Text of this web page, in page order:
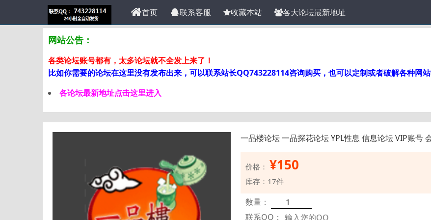
首页 联系客服 收藏本站 各大论坛最新地址
网站公告：
各类论坛账号都有，太多论坛就不全发上来了！
比如你需要的论坛在这里没有发布出来，可以联系站长QQ743228114咨询购买，也可以定制或者破解各种网站
各论坛最新地址点击这里进入
一品楼论坛 一品探花论坛 YPL性息 信息论坛 VIP账号
价格： ¥150
库存：17件
数量：
联系QQ：